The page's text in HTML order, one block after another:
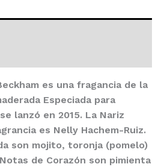
es una fragancia de la
Especiada para
lanzó en 2015. La Nariz
es Nelly Hachem-Ruiz.
son mojito, toronja (pomelo)
de Corazón son pimienta